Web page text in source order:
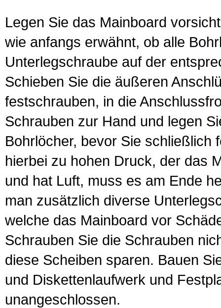
Legen Sie das Mainboard
wie anfangs erwähnt, ob alle
Unterlegschraube auf der
Schieben Sie die äußeren
festschrauben, in die
Schrauben zur Hand und legen
Bohrlöcher, bevor Sie schließlich
hierbei zu hohen Druck, der das
und hat Luft, muss es am Ende
man zusätzlich diverse
welche das Mainboard vor
Schrauben Sie die Schrauben
diese Scheiben sparen. Bauen
und Diskettenlaufwerk und
unangeschlossen.